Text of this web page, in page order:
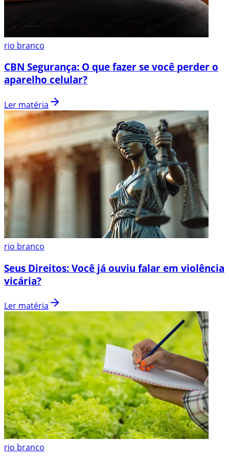
rio branco
CBN Segurança: O que fazer se você perder o
aparelho celular?
Ler matéria
rio branco
Seus Direitos: Você já ouviu falar em violência
vicária?
Ler matéria
rio branco